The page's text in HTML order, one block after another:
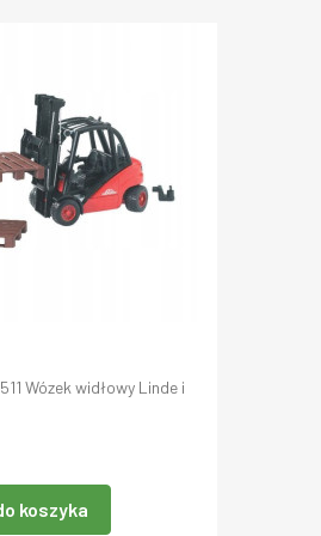
Wózek widłowy Linde i
koszyka